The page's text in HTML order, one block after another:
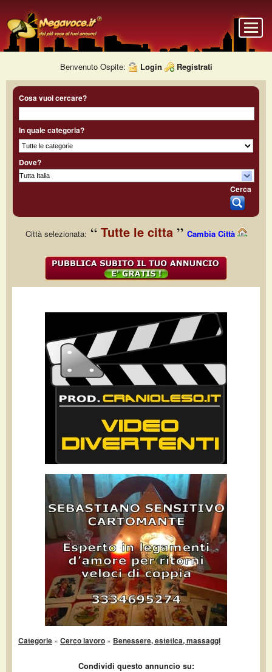
Benvenuto Ospite: Login Registrati
Cosa vuoi cercare?
In quale categoria?
Dove?
Cerca
Città selezionata: Tutte le citta Cambia Città
Categorie » Cerco lavoro » Benessere, estetica, massaggi
Condividi questo annuncio su: